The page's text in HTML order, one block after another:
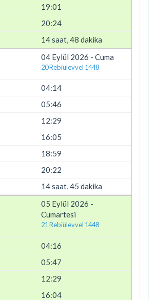
19:01
20:24
14 saat, 48 dakika
04 Eylül 2026 - Cuma
20 Rebiülevvel 1448
04:14
05:46
12:29
16:05
18:59
20:22
14 saat, 45 dakika
05 Eylül 2026 -
Cumartesi
21 Rebiülevvel 1448
04:16
05:47
12:29
16:04